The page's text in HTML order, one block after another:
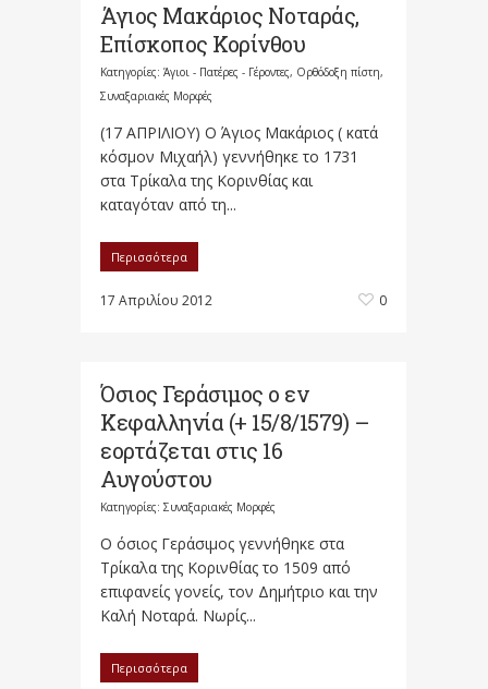
Άγιος Μακάριος Νοταράς,
Επίσκοπος Κορίνθου
Κατηγορίες: Άγιοι - Πατέρες - Γέροντες, Ορθόδοξη πίστη,
Συναξαριακές Μορφές
(17 ΑΠΡΙΛΙΟΥ) Ο Άγιος Μακάριος ( κατά
κόσμον Μιχαήλ) γεννήθηκε το 1731
στα Τρίκαλα της Κορινθίας και
καταγόταν από τη...
Περισσότερα
17 Απριλίου 2012 0
Όσιος Γεράσιμος ο εν
Κεφαλληνία (+ 15/8/1579) –
εορτάζεται στις 16
Αυγούστου
Κατηγορίες: Συναξαριακές Μορφές
Ο όσιος Γεράσιμος γεννήθηκε στα
Τρίκαλα της Κορινθίας το 1509 από
επιφανείς γονείς, τον Δημήτριο και την
Καλή Νοταρά. Νωρίς...
Περισσότερα